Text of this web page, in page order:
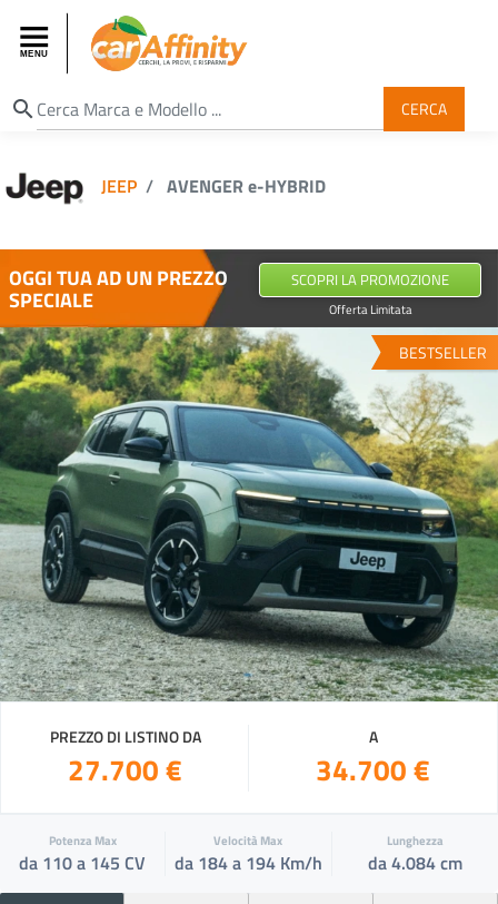
search CERCA
JEEP AVENGER e-HYBRID
OGGI TUA AD UN PREZZO
SPECIALE
SCOPRI LA PROMOZIONE
Offerta Limitata
BESTSELLER
PREZZO DI LISTINO DA
27.700 €
A
34.700 €
Potenza Max
da 110 a 145 CV
Velocità Max
da 184 a 194 Km/h
Lunghezza
da 4.084 cm